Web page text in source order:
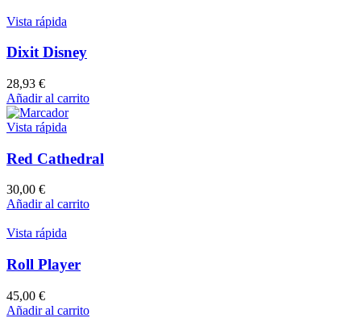
Vista rápida
Dixit Disney
28,93 €
Añadir al carrito
Vista rápida
Red Cathedral
30,00 €
Añadir al carrito
Vista rápida
Roll Player
45,00 €
Añadir al carrito